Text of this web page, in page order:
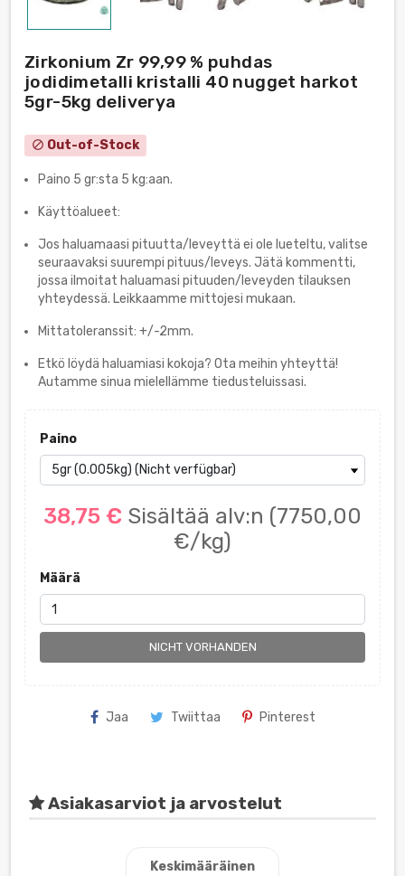
Zirkonium Zr 99,99 % puhdas
jodidimetalli kristalli 40 nugget harkot
5gr-5kg deliverya
block Out-of-Stock
Paino 5 gr:sta 5 kg:aan.
Käyttöalueet:
Jos haluamaasi pituutta/leveyttä ei ole lueteltu, valitse
seuraavaksi suurempi pituus/leveys. Jätä kommentti,
jossa ilmoitat haluamasi pituuden/leveyden tilauksen
yhteydessä. Leikkaamme mittojesi mukaan.
Mittatoleranssit: +/-2mm.
Etkö löydä haluamiasi kokoja? Ota meihin yhteyttä!
Autamme sinua mielellämme tiedusteluissasi.
Paino
38,75 € Sisältää alv:n (7750,00
€/kg)
Määrä
NICHT VORHANDEN
Jaa Twiittaa Pinterest
Asiakasarviot ja arvostelut
Keskimääräinen